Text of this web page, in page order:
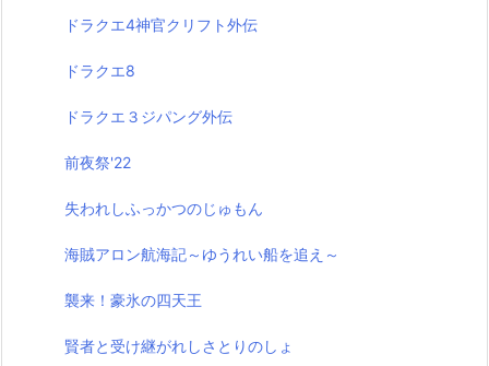
ドラクエ4神官クリフト外伝
ドラクエ8
ドラクエ３ジパング外伝
前夜祭'22
失われしふっかつのじゅもん
海賊アロン航海記～ゆうれい船を追え～
襲来！豪氷の四天王
賢者と受け継がれしさとりのしょ